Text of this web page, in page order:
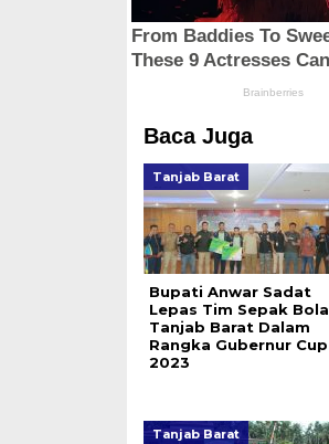
Baca Juga
Tanjab Barat
Bupati Anwar Sadat
Lepas Tim Sepak Bola
Tanjab Barat Dalam
Rangka Gubernur Cup
2023
Tanjab Barat